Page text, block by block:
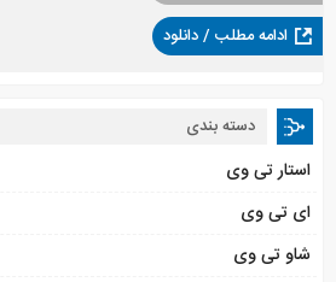
ادامه مطلب / دانلود
دسته بندی
استار تی وی
ای تی وی
شاو تی وی